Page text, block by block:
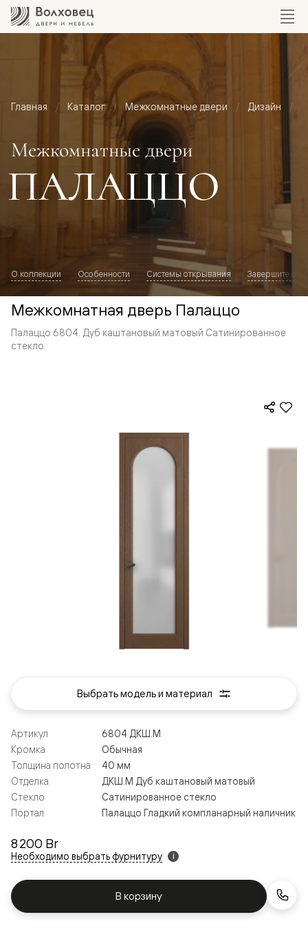
Главная Каталог Межкомнатные двери Дизайн
Межкомнатные двери
ПАЛАЦЦО
О коллекции Особенности Системы открывания Завершите
Межкомнатная дверь Палаццо
Палаццо 6804. Дуб каштановый матовый Сатинированное
стекло.
8 200 Br
Необходимо выбрать фурнитуру i
В корзину
Артикул
6804 ДКШ.М
Кромка
Обычная
Толщина полотна
40 мм
Отделка
ДКШ.М Дуб каштановый матовый
Стекло
Сатинированное стекло
Портал
Палаццо Гладкий компланарный наличник
Выбрать модель и материал